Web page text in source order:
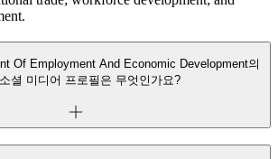
Of Employment And Economic Development의
셜 미디어 프로필은 무엇인가요?